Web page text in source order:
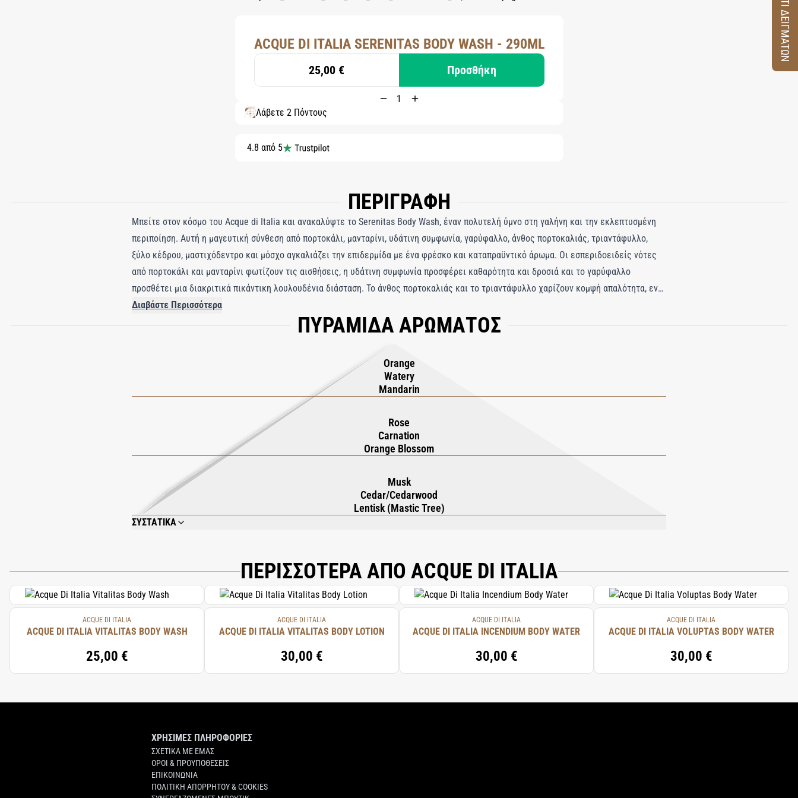
ACQUE DI ITALIA SERENITAS BODY WASH - 290ML
25,00 € Προσθήκη
Λάβετε 2 Πόντους
4.8 από 5
ΠΕΡΙΓΡΑΦΗ
Μπείτε στον κόσμο του Acque di Italia και ανακαλύψτε το Serenitas Body Wash, έναν πολυτελή ύμνο στη γαλήνη και την εκλεπτυσμένη
περιποίηση. Αυτή η μαγευτική σύνθεση από πορτοκάλι, μανταρίνι, υδάτινη συμφωνία, γαρύφαλλο, άνθος πορτοκαλιάς, τριαντάφυλλο,
ξύλο κέδρου, μαστιχόδεντρο και μόσχο αγκαλιάζει την επιδερμίδα με ένα φρέσκο και καταπραϋντικό άρωμα. Οι εσπεριδοειδείς νότες
από πορτοκάλι και μανταρίνι φωτίζουν τις αισθήσεις, η υδάτινη συμφωνία προσφέρει καθαρότητα και δροσιά και το γαρύφαλλο
προσθέτει μια διακριτικά πικάντικη λουλουδένια διάσταση. Το άνθος πορτοκαλιάς και το τριαντάφυλλο χαρίζουν κομψή απαλότητα, ενώ
το ξύλο κέδρου, το μαστιχόδεντρο και ο μόσχος δημιουργούν μια ζεστή αισθησιακή βάση. Η πλούσια κρεμώδης υφή δημιουργεί
ευχάριστο αφρό, καθαρίζει απαλά την επιδερμίδα και την αφήνει απαλή, περιποιημένη και διακριτικά αρωματισμένη. Μετατρέψτε κάθε
Διαβάστε Περισσότερα
ΠΥΡΑΜΙΔΑ ΑΡΩΜΑΤΟΣ
Orange
Watery
Mandarin
Rose
Carnation
Orange Blossom
Musk
Cedar/Cedarwood
Lentisk (Mastic Tree)
ΣΥΣΤΑΤΙΚΑ
ΠΕΡΙΣΣΟΤΕΡΑ ΑΠΟ ACQUE DI ITALIA
ACQUE DI ITALIA
ACQUE DI ITALIA VITALITAS BODY WASH
25,00 €
ACQUE DI ITALIA
ACQUE DI ITALIA VITALITAS BODY LOTION
30,00 €
ACQUE DI ITALIA
ACQUE DI ITALIA INCENDIUM BODY WATER
30,00 €
ACQUE DI ITALIA
ACQUE DI ITALIA VOLUPTAS BODY WATER
30,00 €
ΧΡΗΣΙΜΕΣ ΠΛΗΡΟΦΟΡΙΕΣ
ΣΧΕΤΙΚΑ ΜΕ ΕΜΑΣ
ΟΡΟΙ & ΠΡΟΥΠΟΘΕΣΕΙΣ
ΕΠΙΚΟΙΝΩΝΙΑ
ΠΟΛΙΤΙΚΗ ΑΠΟΡΡΗΤΟΥ & COOKIES
ΚΟΥΤΙ ΔΕΙΓΜΑΤΩΝ